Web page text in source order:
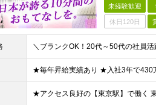
未経験歓迎
休日120日